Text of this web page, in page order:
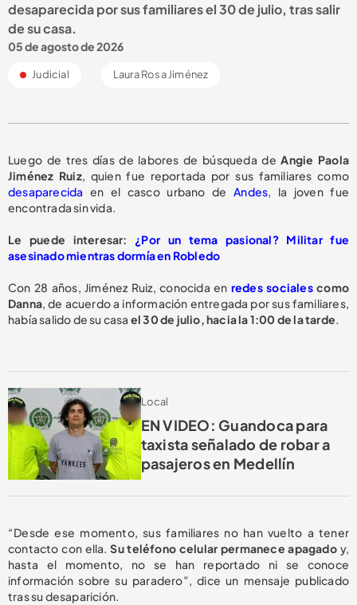
desaparecida por sus familiares el 30 de julio, tras salir
de su casa.
05 de agosto de 2026
Judicial Laura Rosa Jiménez
Luego de tres días de labores de búsqueda deAngie Paola
Jiménez Ruiz, quien fue reportada por sus familiares como
desaparecida en el casco urbano deAndes, la joven fue
encontrada sin vida.
Le puede interesar: ¿Por un tema pasional? Militar fue
asesinado mientras dormía en Robledo
Con 28 años, Jiménez Ruiz, conocida en redes socialescomo
Danna, de acuerdo a información entregada por sus familiares,
había salido de su casa el 30 de julio, hacia la 1:00 de la tarde.
Local
EN VIDEO: Guandoca para
taxista señalado de robar a
pasajeros en Medellín
“Desde ese momento, sus familiares no han vuelto a tener
contacto con ella. Su teléfono celular permanece apagadoy,
hasta el momento, no se han reportado ni se conoce
información sobre su paradero”, dice un mensaje publicado
tras su desaparición.